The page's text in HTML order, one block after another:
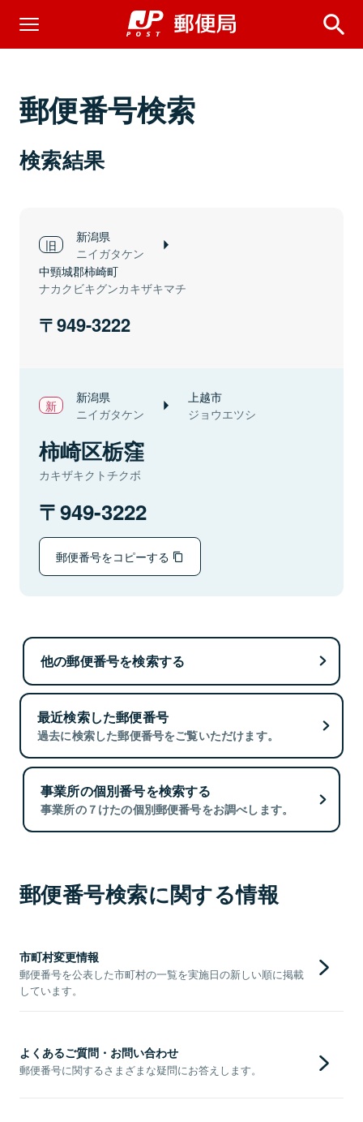
郵便番号検索
検索結果
新潟県
ニイガタケン
中頸城郡柿崎町
ナカクビキグンカキザキマチ
949-3222
新潟県
ニイガタケン
上越市
ジョウエツシ
柿崎区栃窪
カキザキクトチクボ
949-3222
郵便番号をコピーする
他の郵便番号を検索する
最近検索した郵便番号
過去に検索した郵便番号をご覧いただけます。
事業所の個別番号を検索する
事業所の７けたの個別郵便番号をお調べします。
郵便番号検索に関する情報
市町村変更情報
郵便番号を公表した市町村の一覧を実施日の新しい順に掲載
しています。
よくあるご質問・お問い合わせ
郵便番号に関するさまざまな疑問にお答えします。